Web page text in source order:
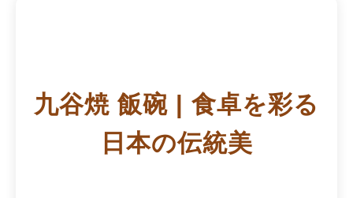
九谷焼 飯碗 | 食卓を彩る
日本の伝統美